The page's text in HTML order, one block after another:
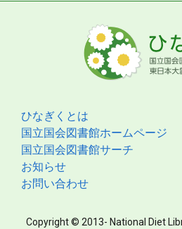
ひなぎくとは
国立国会図書館ホームページ
国立国会図書館サーチ
お知らせ
お問い合わせ
Copyright © 2013- National Diet